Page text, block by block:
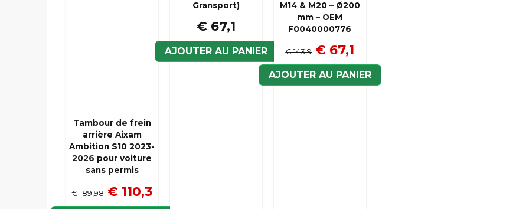
Tambour de frein
arrière Aixam
Ambition S10 2023-
2026 pour voiture
sans permis
€ 189,98 € 110,3
Gransport)
€ 67,1
AJOUTER AU PANIER
M14 & M20 – Ø200
mm – OEM
F0040000776
€ 143,9 € 67,1
AJOUTER AU PANIER